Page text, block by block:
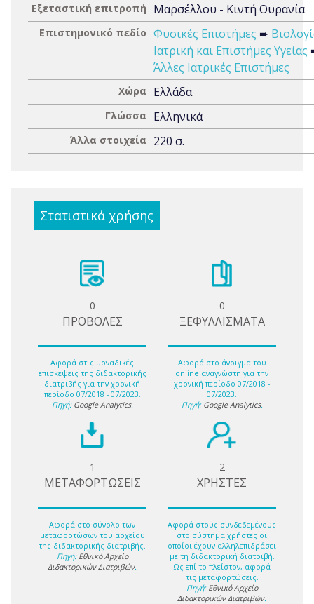
Εξεταστική επιτροπή Μαρσέλλου - Κιντή Ουρανία
Επιστημονικό πεδίο Φυσικές Επιστήμες ➨
Ιατρική και Επιστήμες Υγείας
Άλλες Ιατρικές Επιστήμες
Χώρα Ελλάδα
Γλώσσα Ελληνικά
Άλλα στοιχεία 220 σ.
Στατιστικά χρήσης
0
ΠΡΟΒΟΛΕΣ
Αφορά στις μοναδικές
επισκέψεις της διδακτορικής
διατριβής για την χρονική
περίοδο 07/2018 - 07/2023.
Πηγή: Google Analytics.
0
ΞΕΦΥΛΛΙΣΜΑΤΑ
Αφορά στο άνοιγμα του
online αναγνώστη για την
χρονική περίοδο 07/2018 -
07/2023.
Πηγή: Google Analytics.
1
ΜΕΤΑΦΟΡΤΩΣΕΙΣ
Αφορά στο σύνολο των
μεταφορτώσων του αρχείου
της διδακτορικής διατριβής.
Πηγή: Εθνικό Αρχείο
Διδακτορικών Διατριβών.
2
ΧΡΗΣΤΕΣ
Αφορά στους συνδεδεμένους
στο σύστημα χρήστες οι
οποίοι έχουν αλληλεπιδράσει
με τη διδακτορική διατριβή.
Ως επί το πλείστον, αφορά
τις μεταφορτώσεις.
Πηγή: Εθνικό Αρχείο
Διδακτορικών Διατριβών.